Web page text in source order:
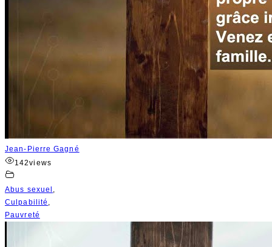
Jean-Pierre Gagné
142views
Abus sexuel ,
Culpabilité ,
Pauvreté